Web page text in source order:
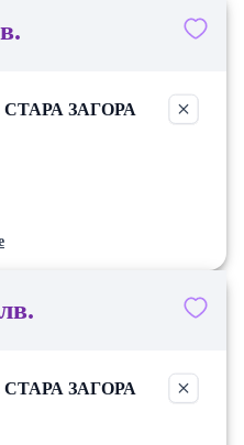
ЗАГОРА
ЗАГОРА